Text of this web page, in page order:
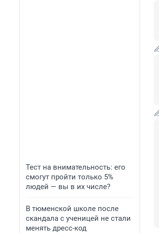
Тест на внимательность: его
смогут пройти только 5%
людей — вы в их числе?
В тюменской школе после
скандала с ученицей не стали
менять дресс-код